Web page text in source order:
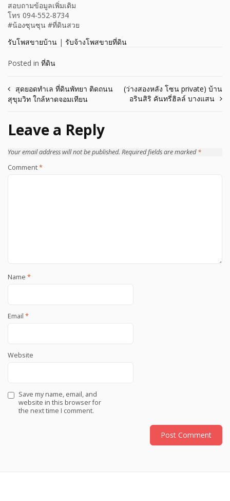
สอบถามข้อมูลเพิ่มเติม
โทร 094-552-8734
#น้องซุนซุน #ที่ดินสวย
รับโพสขายบ้าน | รับจ้างโพสขายที่ดิน
Posted in ที่ดิน
Post
navigation
สุดยอดทำเล ที่ดินพัทยา ติดถนน
สุขุมวิท ใกล้หาดจอมเทียน
(ว่างสองหลัง โซน private) บ้าน
อรินสิริ คันทรี่ฮิลล์ บางแสน
Leave a Reply
Your email address will not be published. Required fields are marked*
Comment*
Name *
Email *
Website
Save my name, email, and
website in this browser for
the next time I comment.